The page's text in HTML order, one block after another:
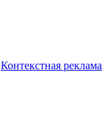
Контекстная реклама